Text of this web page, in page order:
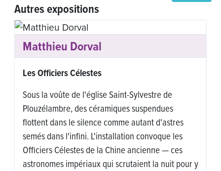
Autres expositions
Corinne Joachim
Entre deux rives
Corinne Joachim relie terre et verre dans un
dialogue entre ombre et lumière. Entre mémoire
et souffle, son œuvre tisse fils, matières et racines
pour inviter à un voyage intérieur, entre ancrage,
transparence et passage d’une rive à l’autre.